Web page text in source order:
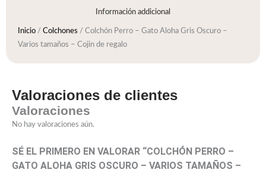
Información addicional
Inicio / Colchones / Colchón Perro – Gato Aloha Gris Oscuro –
Varios tamaños – Cojin de regalo
Valoraciones de clientes
Valoraciones
No hay valoraciones aún.
SÉ EL PRIMERO EN VALORAR “COLCHÓN PERRO –
GATO ALOHA GRIS OSCURO – VARIOS TAMAÑOS –